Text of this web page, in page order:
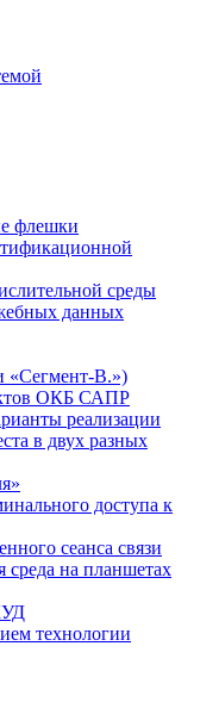
флешки
среды
данных
«Сегмент-В.»)
ОКБ САПР
реализации
в двух разных
доступа к
сеанса связи
среда на планшетах
технологии